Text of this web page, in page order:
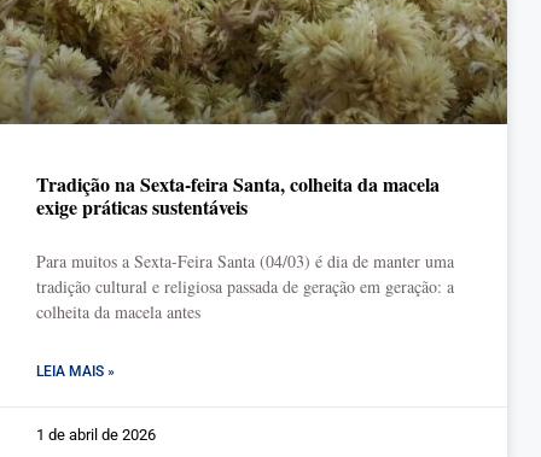
Tradição na Sexta-feira Santa, colheita da macela
exige práticas sustentáveis
Para muitos a Sexta-Feira Santa (04/03) é dia de manter uma
tradição cultural e religiosa passada de geração em geração: a
colheita da macela antes
LEIA MAIS »
1 de abril de 2026